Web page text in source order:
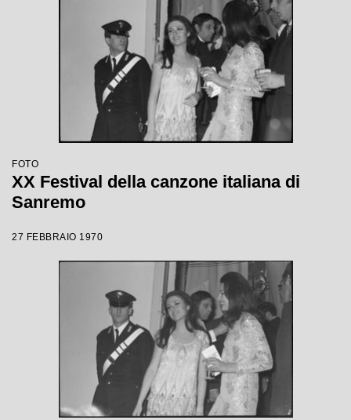
FOTO
XX Festival della canzone italiana di
Sanremo
27 FEBBRAIO 1970